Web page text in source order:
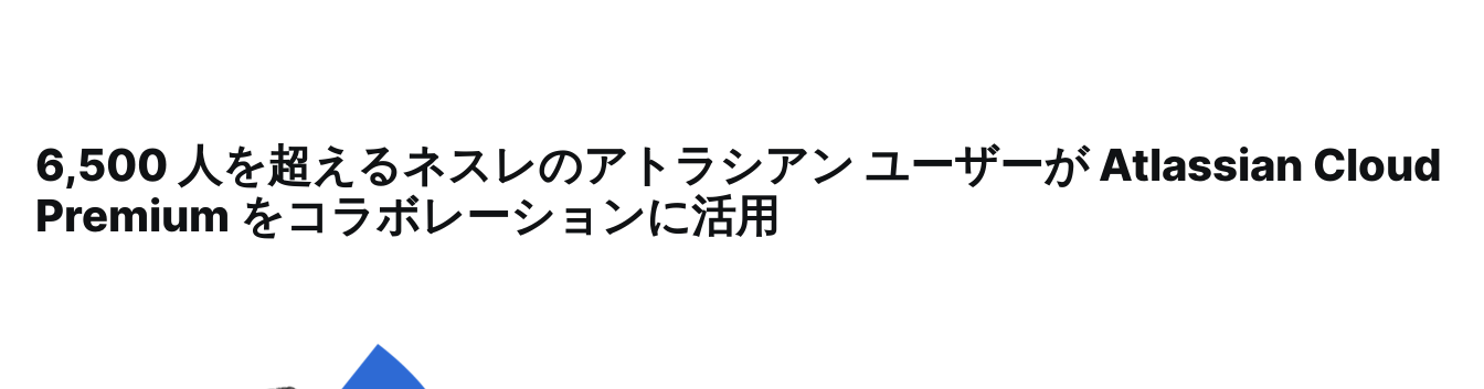
6,500 人を超えるネスレのアトラシアン ユーザーが Atlassian Cloud
Premium をコラボレーションに活用